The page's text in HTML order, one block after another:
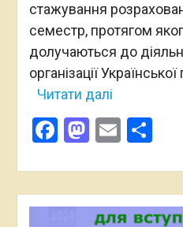
стажування
семестр, протягом
долучаються до
організації
Читати далі
Facebook
Email